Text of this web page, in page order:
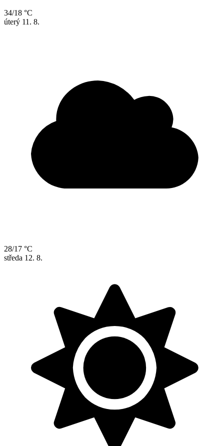
34/18 °C
úterý 11. 8.
28/17 °C
středa 12. 8.